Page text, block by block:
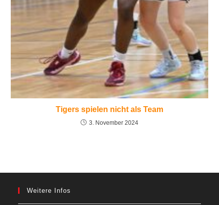
Tigers spielen nicht als Team
3. November 2024
Weitere Infos